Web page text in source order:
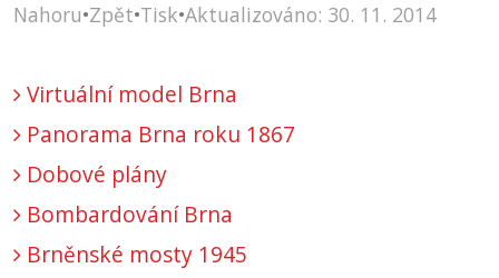
Nahoru•Zpět•Tisk•Aktualizováno: 30. 11. 2014
Virtuální model Brna
Panorama Brna roku 1867
Dobové plány
Bombardování Brna
Brněnské mosty 1945